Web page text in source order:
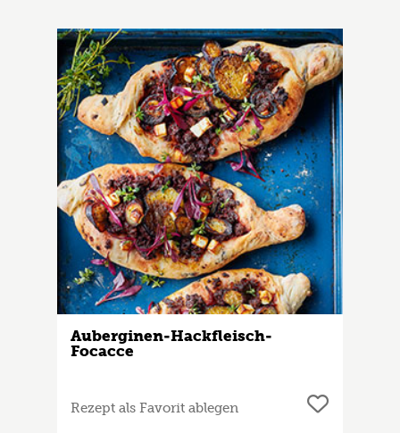
Auberginen-Hackfleisch-
Focacce
Rezept als Favorit ablegen